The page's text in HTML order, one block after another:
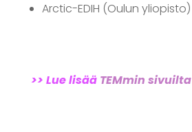
Arctic-EDIH (Oulun yliopisto)
>> Lue lisää TEMmin sivuilta